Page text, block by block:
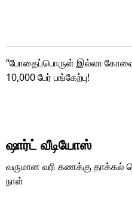
“போதைப்பொருள் இல்லா
10,000 பேர் பங்கேற்பு!
ஷார்ட் வீடியோஸ்
வருமான வரி கணக்கு தாக்கல்
நாள்